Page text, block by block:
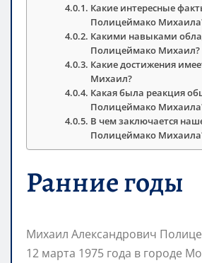
Какие интересные
Полицеймако
Какими навыками
Полицеймако Михаил?
Какие достижения
Михаил?
Какая была реакция
Полицеймако
В чем заключается
Полицеймако
Ранние годы
Михаил Александрович
12 марта 1975 года в городе